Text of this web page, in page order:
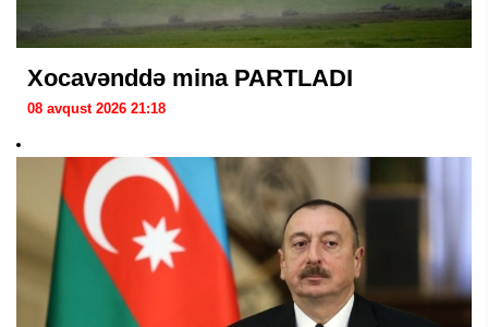
Xocavənddə mina PARTLADI
08 avqust 2026 21:18